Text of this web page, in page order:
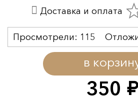
350 руб.
в
Просмотрели: 115
Доставка и оплата